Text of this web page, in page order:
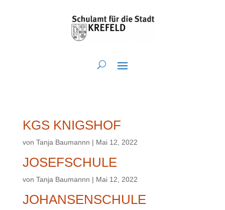
KGS KNIGSHOF
von Tanja Baumannn | Mai 12, 2022
JOSEFSCHULE
von Tanja Baumannn | Mai 12, 2022
JOHANSENSCHULE